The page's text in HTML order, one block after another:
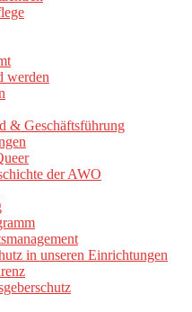
werden
& Geschäftsführung
der AWO
in unseren Einrichtungen